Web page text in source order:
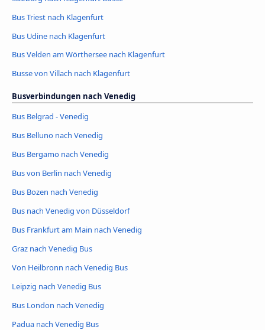
Bus Triest nach Klagenfurt
Bus Udine nach Klagenfurt
Bus Velden am Wörthersee nach Klagenfurt
Busse von Villach nach Klagenfurt
Busverbindungen nach Venedig
Bus Belgrad - Venedig
Bus Belluno nach Venedig
Bus Bergamo nach Venedig
Bus von Berlin nach Venedig
Bus Bozen nach Venedig
Bus nach Venedig von Düsseldorf
Bus Frankfurt am Main nach Venedig
Graz nach Venedig Bus
Von Heilbronn nach Venedig Bus
Leipzig nach Venedig Bus
Bus London nach Venedig
Padua nach Venedig Bus